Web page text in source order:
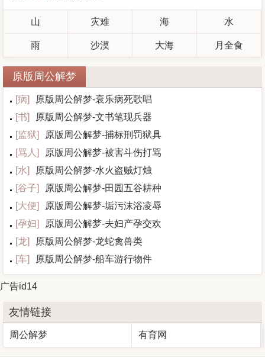
山 灾难 海 水
雨 沙漠 大海 月全食
原版周公解梦
[病]
原版周公解梦-衰乐病死歌唱
[书]
原版周公解梦-文书笔现兵器
[监狱]
原版周公解梦-捕标刑罚狱具
[骂人 ]
原版周公解梦-被害斗伤打骂
[水]
原版周公解梦-水火盗贼灯烛
[谷子]
原版周公解梦-田园五谷耕种
[大便]
原版周公解梦-垢污沫浴凌辱
[孕妇]
原版周公解梦-夫妇产孕交欢
[龙]
原版周公解梦-龙蛇禽兽类
[车] 原版周公解梦-船车游行物件
广告id14
友情链接
周公解梦 有育网